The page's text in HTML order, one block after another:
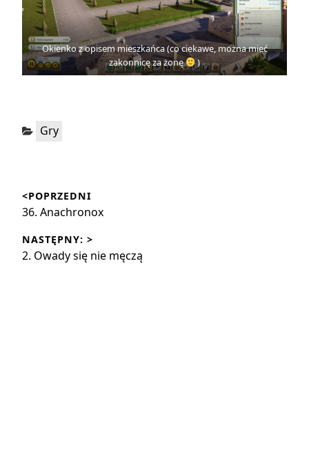
Okienko z opisem mieszkańca (co ciekawe, można mieć
zakonnicę za żonę
)
Kategorie:
Gry
wpisu
<POPRZEDNI
Poprzedni
36. Anachronox
NASTĘPNY: >
Następny
2. Owady się nie męczą